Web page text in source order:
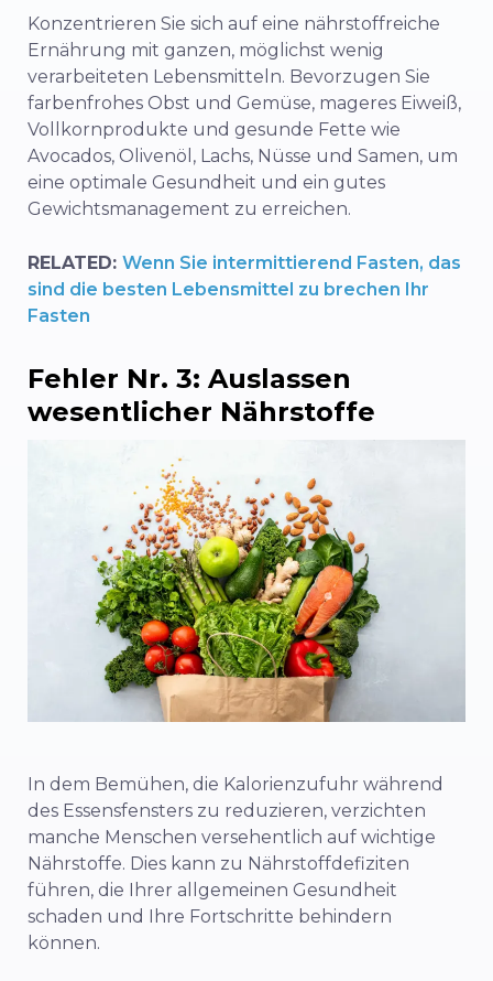
Konzentrieren Sie sich auf eine nährstoffreiche
Ernährung mit ganzen, möglichst wenig
verarbeiteten Lebensmitteln. Bevorzugen Sie
farbenfrohes Obst und Gemüse, mageres Eiweiß,
Vollkornprodukte und gesunde Fette wie
Avocados, Olivenöl, Lachs, Nüsse und Samen, um
eine optimale Gesundheit und ein gutes
Gewichtsmanagement zu erreichen.
RELATED: Wenn Sie intermittierend Fasten, das
sind die besten Lebensmittel zu brechen Ihr
Fasten
Fehler Nr. 3: Auslassen
wesentlicher Nährstoffe
In dem Bemühen, die Kalorienzufuhr während
des Essensfensters zu reduzieren, verzichten
manche Menschen versehentlich auf wichtige
Nährstoffe. Dies kann zu Nährstoffdefiziten
führen, die Ihrer allgemeinen Gesundheit
schaden und Ihre Fortschritte behindern
können.